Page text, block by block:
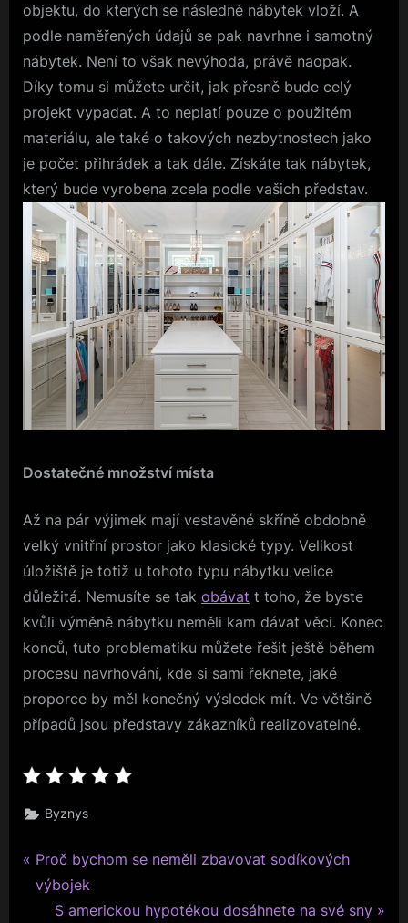
objektu, do kterých se následně nábytek vloží. A
podle naměřených údajů se pak navrhne i samotný
nábytek. Není to však nevýhoda, právě naopak.
Díky tomu si můžete určit, jak přesně bude celý
projekt vypadat. A to neplatí pouze o použitém
materiálu, ale také o takových nezbytnostech jako
je počet přihrádek a tak dále. Získáte tak nábytek,
který bude vyrobena zcela podle vašich představ.
Dostatečné množství místa
Až na pár výjimek mají vestavěné skříně obdobně
velký vnitřní prostor jako klasické typy. Velikost
úložiště je totiž u tohoto typu nábytku velice
důležitá. Nemusíte se tak obávat t toho, že byste
kvůli výměně nábytku neměli kam dávat věci. Konec
konců, tuto problematiku můžete řešit ještě během
procesu navrhování, kde si sami řeknete, jaké
proporce by měl konečný výsledek mít. Ve většině
případů jsou představy zákazníků realizovatelné.
Byznys
Navigace
pro
P
r
Proč bychom se neměli zbavovat sodíkových
výbojek
N
S americkou hypotékou dosáhnete na své sny